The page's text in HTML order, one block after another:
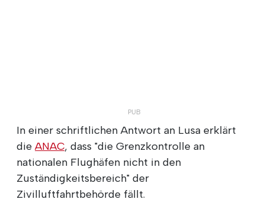
In einer schriftlichen Antwort an Lusa erklärt
dieANAC, dass "die Grenzkontrolle an
nationalen Flughäfen nicht in den
Zuständigkeitsbereich" der
Zivilluftfahrtbehörde fällt.